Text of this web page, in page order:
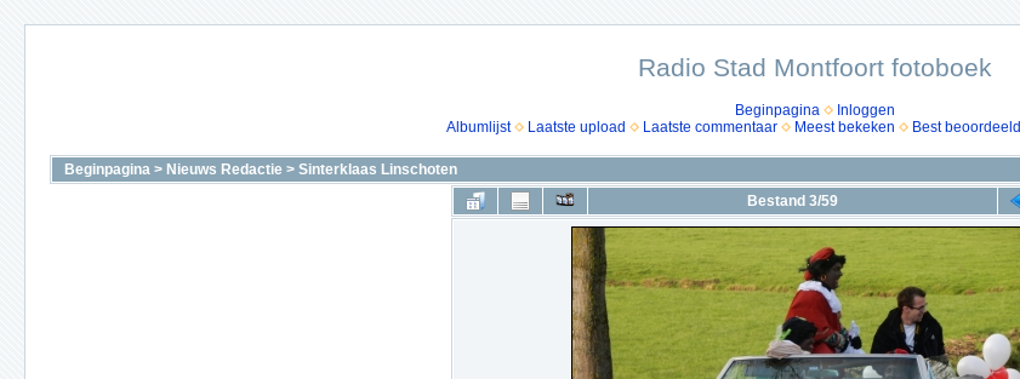
Radio Stad Montfoort fotoboek
Beginpagina
Inloggen
Albumlijst
Laatste upload Laatste commentaar Meest bekeken Best beoordeeld
Beginpagina > Nieuws Redactie > Sinterklaas Linschoten
Bestand 3/59